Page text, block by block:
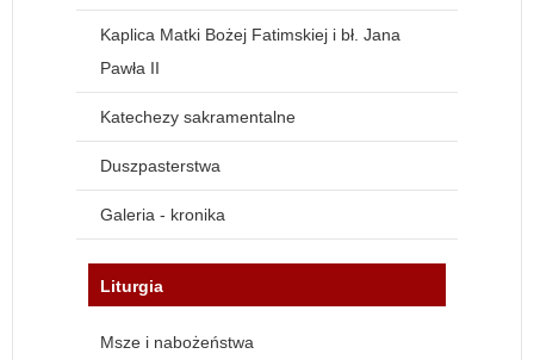
Kaplica Matki Bożej Fatimskiej i bł. Jana
Pawła II
Katechezy sakramentalne
Duszpasterstwa
Galeria - kronika
Liturgia
Msze i nabożeństwa